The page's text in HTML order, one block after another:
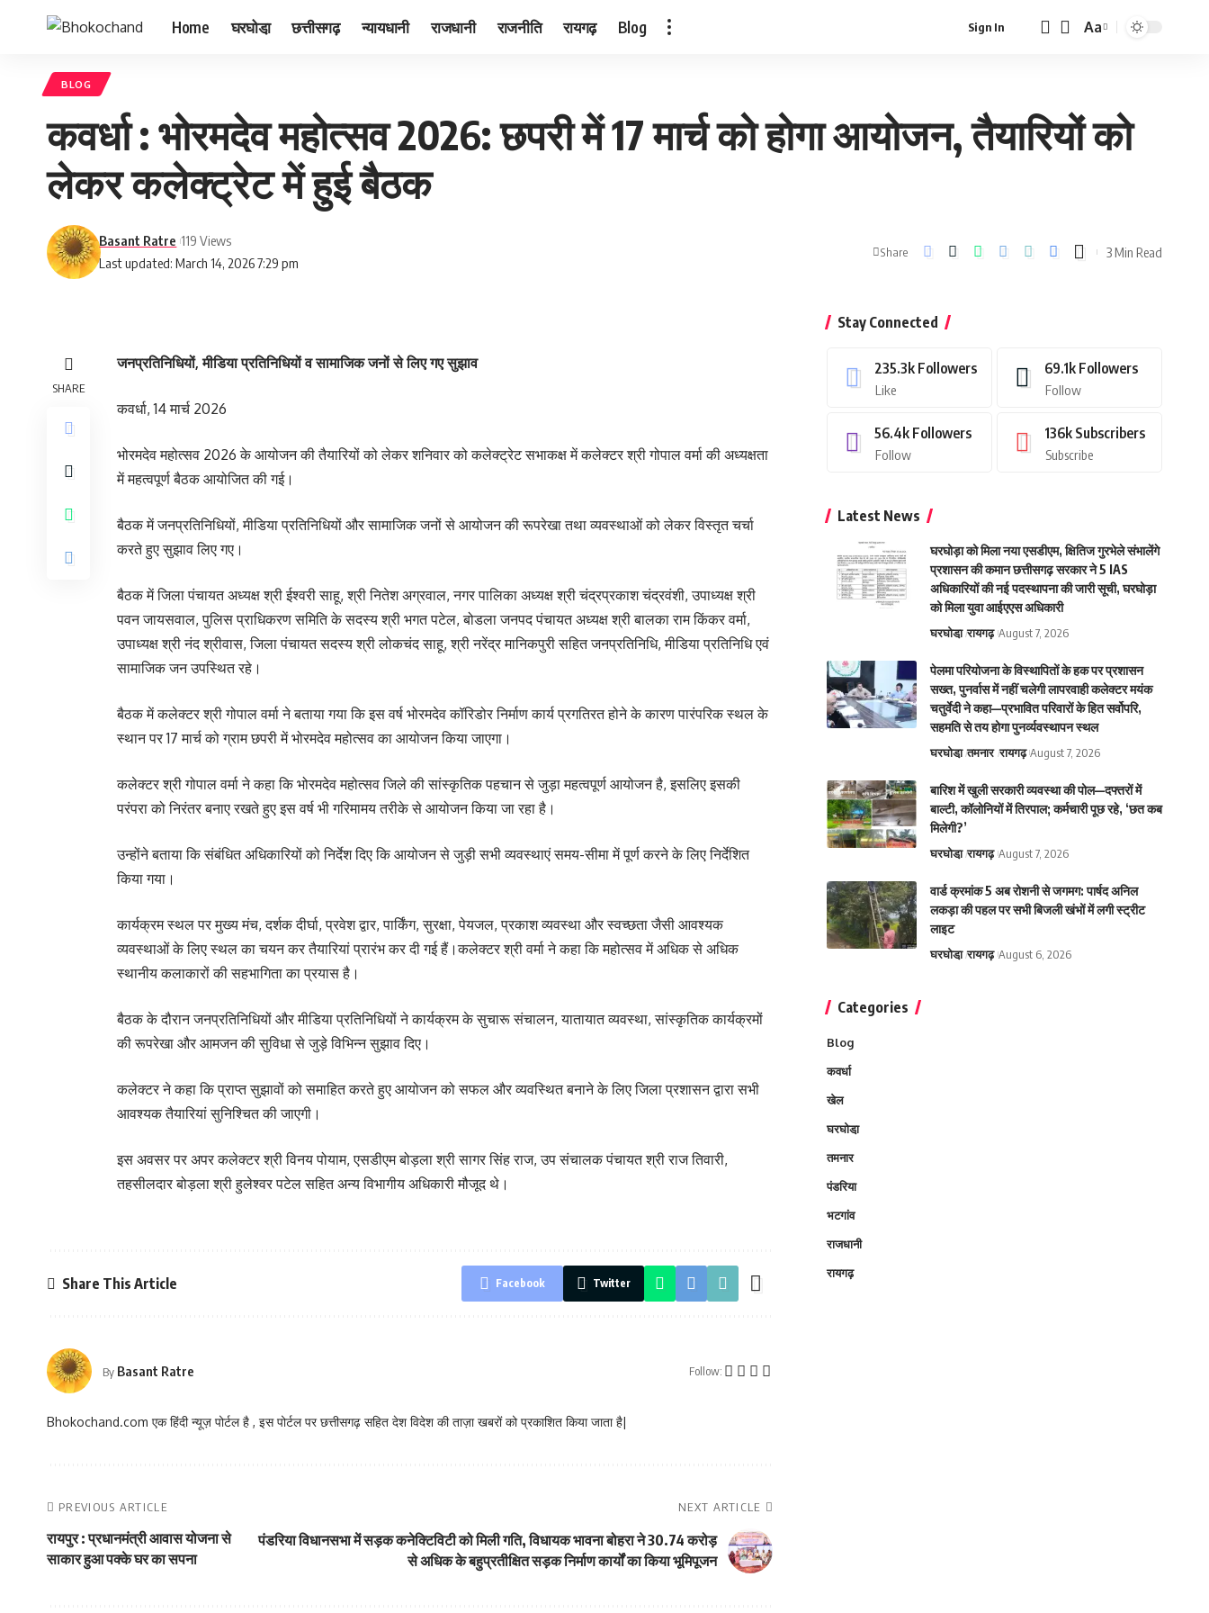
Home घरघोडा़ छत्तीसगढ़ न्यायधानी राजधानी राजनीति रायगढ़ Blog Sign In
Font
Aa
BLOG
कवर्धा : भोरमदेव महोत्सव 2026: छपरी में 17 मार्च को होगा आयोजन, तैयारियों को
लेकर कलेक्ट्रेट में हुई बैठक
Last updated: March 14, 2026 7:29 pm
Basant Ratre 119 Views
Share 3 Min Read
SHARE
जनप्रतिनिधियों, मीडिया प्रतिनिधियों व सामाजिक जनों से लिए गए सुझाव
कवर्धा, 14 मार्च 2026
भोरमदेव महोत्सव 2026 के आयोजन की तैयारियों को लेकर शनिवार को कलेक्ट्रेट सभाकक्ष में कलेक्टर श्री गोपाल वर्मा की अध्यक्षता
में महत्वपूर्ण बैठक आयोजित की गई।
बैठक में जनप्रतिनिधियों, मीडिया प्रतिनिधियों और सामाजिक जनों से आयोजन की रूपरेखा तथा व्यवस्थाओं को लेकर विस्तृत चर्चा
करते हुए सुझाव लिए गए।
बैठक में जिला पंचायत अध्यक्ष श्री ईश्वरी साहू, श्री नितेश अग्रवाल, नगर पालिका अध्यक्ष श्री चंद्रप्रकाश चंद्रवंशी, उपाध्यक्ष श्री
पवन जायसवाल, पुलिस प्राधिकरण समिति के सदस्य श्री भगत पटेल, बोडला जनपद पंचायत अध्यक्ष श्री बालका राम किंकर वर्मा,
उपाध्यक्ष श्री नंद श्रीवास, जिला पंचायत सदस्य श्री लोकचंद साहू, श्री नरेंद्र मानिकपुरी सहित जनप्रतिनिधि, मीडिया प्रतिनिधि एवं
सामाजिक जन उपस्थित रहे।
बैठक में कलेक्टर श्री गोपाल वर्मा ने बताया गया कि इस वर्ष भोरमदेव कॉरिडोर निर्माण कार्य प्रगतिरत होने के कारण पारंपरिक स्थल के
स्थान पर 17 मार्च को ग्राम छपरी में भोरमदेव महोत्सव का आयोजन किया जाएगा।
कलेक्टर श्री गोपाल वर्मा ने कहा कि भोरमदेव महोत्सव जिले की सांस्कृतिक पहचान से जुड़ा महत्वपूर्ण आयोजन है, इसलिए इसकी
परंपरा को निरंतर बनाए रखते हुए इस वर्ष भी गरिमामय तरीके से आयोजन किया जा रहा है।
उन्होंने बताया कि संबंधित अधिकारियों को निर्देश दिए कि आयोजन से जुड़ी सभी व्यवस्थाएं समय-सीमा में पूर्ण करने के लिए निर्देशित
किया गया।
कार्यक्रम स्थल पर मुख्य मंच, दर्शक दीर्घा, प्रवेश द्वार, पार्किंग, सुरक्षा, पेयजल, प्रकाश व्यवस्था और स्वच्छता जैसी आवश्यक
व्यवस्थाओं के लिए स्थल का चयन कर तैयारियां प्रारंभ कर दी गई हैं।कलेक्टर श्री वर्मा ने कहा कि महोत्सव में अधिक से अधिक
स्थानीय कलाकारों की सहभागिता का प्रयास है।
बैठक के दौरान जनप्रतिनिधियों और मीडिया प्रतिनिधियों ने कार्यक्रम के सुचारू संचालन, यातायात व्यवस्था, सांस्कृतिक कार्यक्रमों
की रूपरेखा और आमजन की सुविधा से जुड़े विभिन्न सुझाव दिए।
कलेक्टर ने कहा कि प्राप्त सुझावों को समाहित करते हुए आयोजन को सफल और व्यवस्थित बनाने के लिए जिला प्रशासन द्वारा सभी
आवश्यक तैयारियां सुनिश्चित की जाएगी।
इस अवसर पर अपर कलेक्टर श्री विनय पोयाम, एसडीएम बोड़ला श्री सागर सिंह राज, उप संचालक पंचायत श्री राज तिवारी,
तहसीलदार बोड़ला श्री हुलेश्वर पटेल सहित अन्य विभागीय अधिकारी मौजूद थे।
Share This Article Facebook Twitter
By Basant Ratre Follow:
Bhokochand.com एक हिंदी न्यूज़ पोर्टल है , इस पोर्टल पर छत्तीसगढ़ सहित देश विदेश की ताज़ा खबरों को प्रकाशित किया जाता है|
PREVIOUS ARTICLE
रायपुर : प्रधानमंत्री आवास योजना से
साकार हुआ पक्के घर का सपना
NEXT ARTICLE
पंडरिया विधानसभा में सड़क कनेक्टिविटी को मिली गति, विधायक भावना बोहरा ने 30.74 करोड़
से अधिक के बहुप्रतीक्षित सड़क निर्माण कार्यों का किया भूमिपूजन
Stay Connected
235.3k Followers
Like
69.1k Followers
Follow
56.4k Followers
Follow
136k Subscribers
Subscribe
Latest News
घरघोड़ा को मिला नया एसडीएम, क्षितिज गुरभेले संभालेंगे
प्रशासन की कमान छत्तीसगढ़ सरकार ने 5 IAS
अधिकारियों की नई पदस्थापना की जारी सूची, घरघोड़ा
को मिला युवा आईएएस अधिकारी
घरघोडा़ रायगढ़ August 7, 2026
पेलमा परियोजना के विस्थापितों के हक पर प्रशासन
सख्त, पुनर्वास में नहीं चलेगी लापरवाही कलेक्टर मयंक
चतुर्वेदी ने कहा—प्रभावित परिवारों के हित सर्वोपरि,
सहमति से तय होगा पुनर्व्यवस्थापन स्थल
घरघोडा़ तमनार रायगढ़ August 7, 2026
बारिश में खुली सरकारी व्यवस्था की पोल—दफ्तरों में
बाल्टी, कॉलोनियों में तिरपाल; कर्मचारी पूछ रहे, ‘छत कब
मिलेगी?’
घरघोडा़ रायगढ़ August 7, 2026
वार्ड क्रमांक 5 अब रोशनी से जगमग: पार्षद अनिल
लकड़ा की पहल पर सभी बिजली खंभों में लगी स्ट्रीट
लाइट
घरघोडा़ रायगढ़ August 6, 2026
Categories
Blog
कवर्धा
खेल
घरघोडा़
तमनार
पंडरिया
भटगांव
राजधानी
रायगढ़